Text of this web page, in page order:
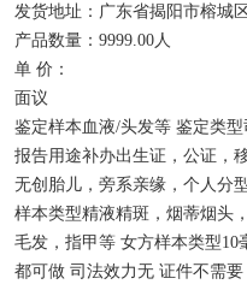
发货地址：广东省揭阳市榕城
产品数量：9999.00人
单 价：
面议
鉴定样本血液/头发等 鉴定类型
报告用途补办出生证，公证，
无创胎儿，旁系亲缘，个人分
样本类型精液精斑，烟蒂烟头
毛发，指甲等 女方样本类型10
都可做 司法效力无 证件不需要